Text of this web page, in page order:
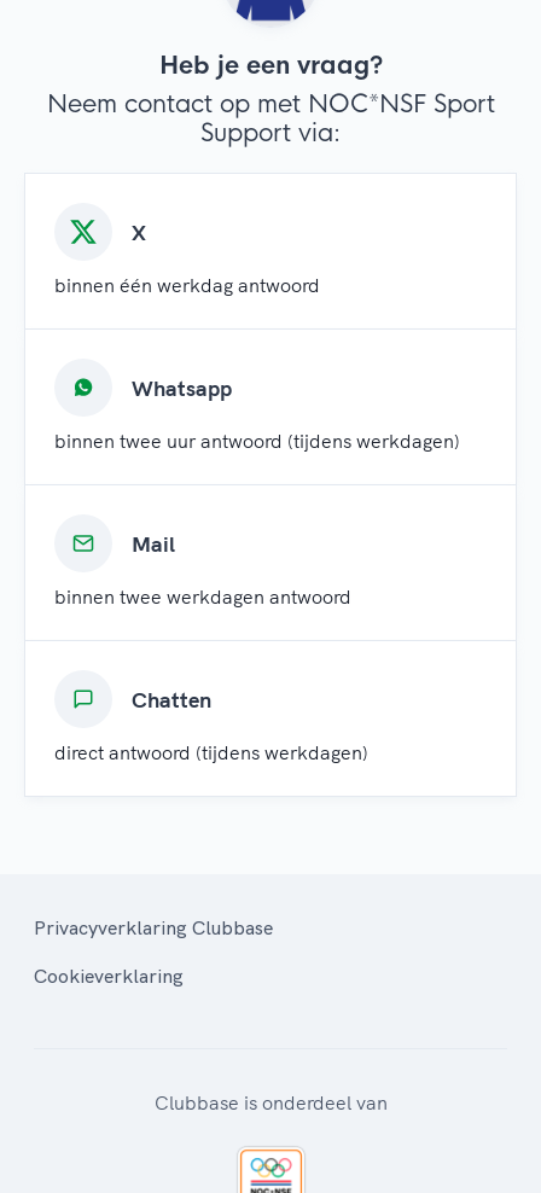
Heb je een vraag?
Neem contact op met NOC*NSF Sport
Support via:
X
binnen één werkdag antwoord
Whatsapp
binnen twee uur antwoord (tijdens werkdagen)
Mail
binnen twee werkdagen antwoord
Chatten
direct antwoord (tijdens werkdagen)
Privacyverklaring Clubbase
Cookieverklaring
Clubbase is onderdeel van